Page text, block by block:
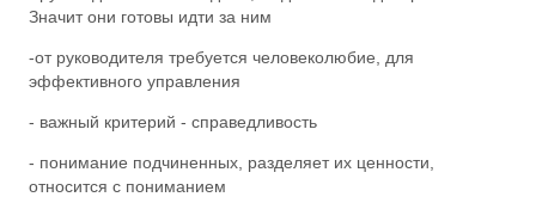
Значит они готовы идти за ним
-от руководителя требуется человеколюбие, для
эффективного управления
- важный критерий - справедливость
- понимание подчиненных, разделяет их ценности,
относится с пониманием